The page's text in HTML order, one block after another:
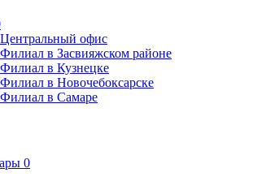
Центральный офис
Филиал в Засвияжском районе
Филиал в Кузнецке
Филиал в Новочебоксарске
Филиал в Самаре
0